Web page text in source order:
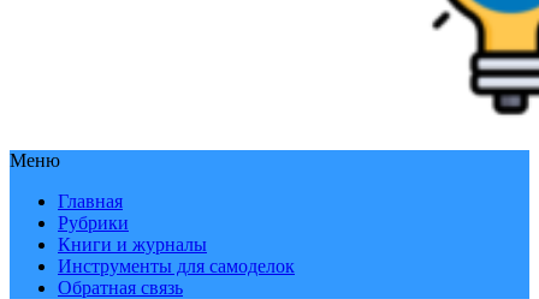
Меню
Главная
Рубрики
Книги и журналы
Инструменты для самоделок
Обратная связь